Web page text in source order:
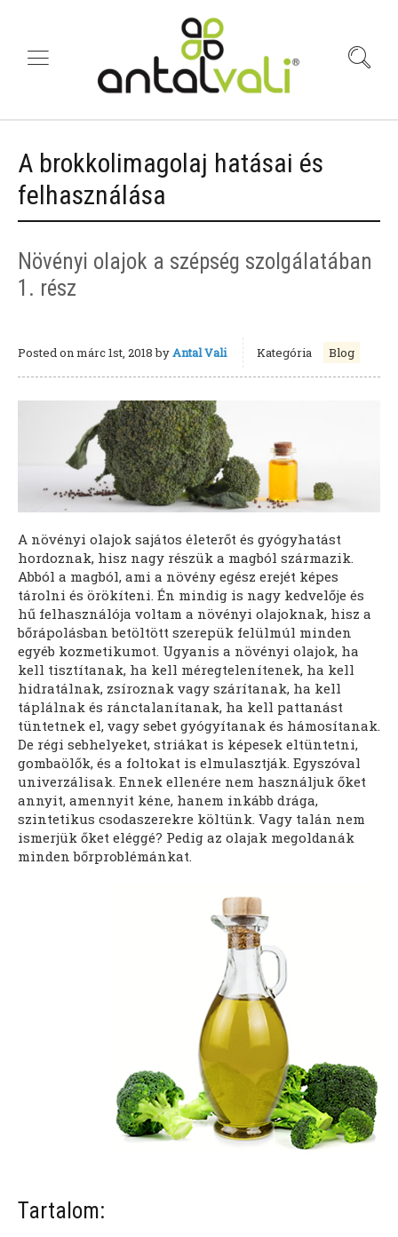
A brokkolimagolaj hatásai és
felhasználása
Növényi olajok a szépség szolgálatában
1. rész
Posted onmárc 1st, 2018 byAntal Vali Kategória Blog
A növényi olajok sajátos életerőt és gyógyhatást
hordoznak, hisz nagy részük a magból származik.
Abból a magból, ami a növény egész erejét képes
tárolni és örökíteni. Én mindig is nagy kedvelője és
hű felhasználója voltam a növényi olajoknak, hisz a
bőrápolásban betöltött szerepük felülmúl minden
egyéb kozmetikumot. Ugyanis a növényi olajok, ha
kell tisztítanak, ha kell méregtelenítenek, ha kell
hidratálnak, zsíroznak vagy szárítanak, ha kell
táplálnak és ránctalanítanak, ha kell pattanást
tüntetnek el, vagy sebet gyógyítanak és hámosítanak.
De régi sebhelyeket, striákat is képesek eltüntetni,
gombaölők, és a foltokat is elmulasztják. Egyszóval
univerzálisak. Ennek ellenére nem használjuk őket
annyit, amennyit kéne, hanem inkább drága,
szintetikus csodaszerekre költünk. Vagy talán nem
ismerjük őket eléggé? Pedig az olajak megoldanák
minden bőrproblémánkat.
Tartalom: